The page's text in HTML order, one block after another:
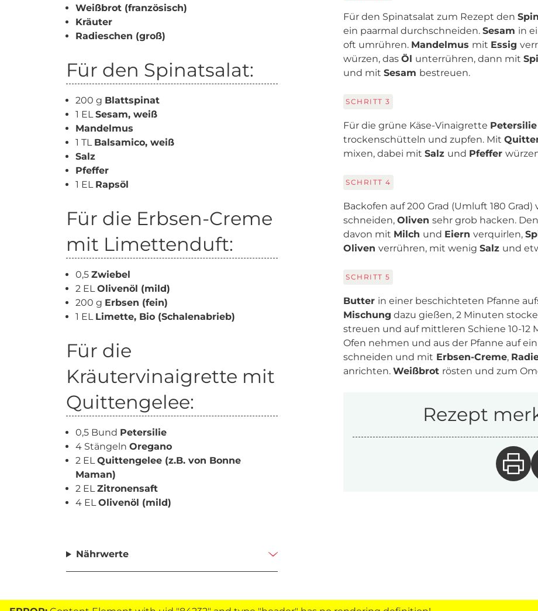
Weißbrot (französisch)
Kräuter
Radieschen (groß)
Für den Spinatsalat:
200 g Blattspinat
1 ELSesam, weiß
Mandelmus
1 TL Balsamico, weiß
Salz
Pfeffer
1 EL Rapsöl
Für die Erbsen-Creme
mit Limettenduft:
0,5 Zwiebel
2 ELOlivenöl (mild)
200 g Erbsen (fein)
1 EL Limette, Bio (Schalenabrieb)
Für die
Kräutervinaigrette mit
Quittengelee:
0,5 Bund Petersilie
4 Stängeln Oregano
2 ELQuittengelee (z.B. von Bonne
Maman)
2 ELZitronensaft
4 ELOlivenöl (mild)
Nährwerte
Für den Spinatsalat zum Rezept den
ein paarmal durchschneiden. Sesam in
oft umrühren. Mandelmus mit Essig
würzen, das Öl unterrühren, dann mit
und mit Sesam bestreuen.
SCHRITT 3
Für die grüne Käse-Vinaigrette Petersilie
trockenschütteln und zupfen. Mit
mixen, dabei mit Salz und Pfeffer
SCHRITT 4
Backofen auf 200 Grad (Umluft 180 Grad)
schneiden, Oliven sehr grob hacken. Den
davon mit Milch und Eiern verquirlen,
Oliven verrühren, mit wenig Salz und
SCHRITT 5
Butter in einer beschichteten Pfanne
Mischung dazu gießen, 2 Minuten
streuen und auf mittleren Schiene 10-12
Ofen nehmen und aus der Pfanne auf
schneiden und mit Erbsen-Creme,
anrichten. Weißbrot rösten und zum
Rezept